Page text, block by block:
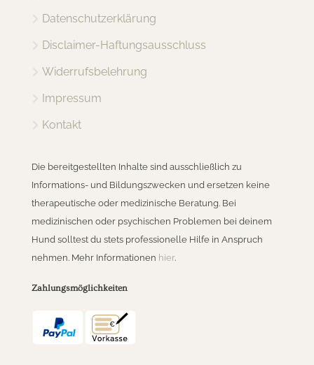
Datenschutzerklärung
Disclaimer-Haftungsausschluss
Widerrufsbelehrung
Impressum
Kontakt
Die bereitgestellten Inhalte sind ausschließlich zu
Informations- und Bildungszwecken und ersetzen keine
therapeutische oder medizinische Beratung. Bei
medizinischen oder psychischen Problemen bei deinem
Hund solltest du stets professionelle Hilfe in Anspruch
nehmen. Mehr Informationen hier.
Zahlungsmöglichkeiten